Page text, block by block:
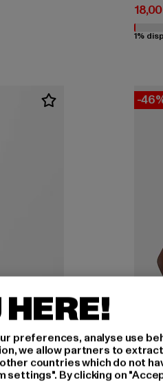
39,99 EUR Prix
1%
-
preferences, analyse use
we allow partners to
countries which do not
By clicking on